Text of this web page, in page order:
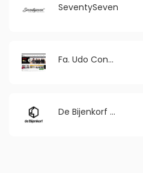
SeventySeven
Fa. Udo Conen, bestatterkleidung
De Bijenkorf Deutschland